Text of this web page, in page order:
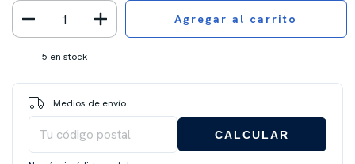
5 en stock
Entregas para el CP:
Medios de envío
CALCULAR